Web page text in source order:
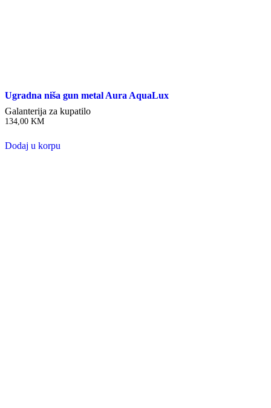
Ugradna niša gun metal Aura AquaLux
Galanterija za kupatilo
134,00 KM
Dodaj u korpu